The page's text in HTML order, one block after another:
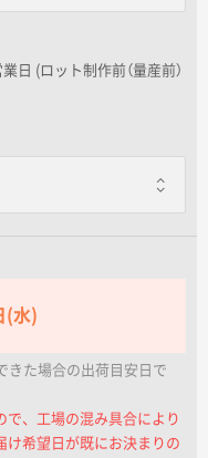
円 / 5日出荷
に外のしをします
日 (ロット制作前（量産前）
(水)
きた場合の出荷目安日で
、工場の混み具合により
け希望日が既にお決まりの